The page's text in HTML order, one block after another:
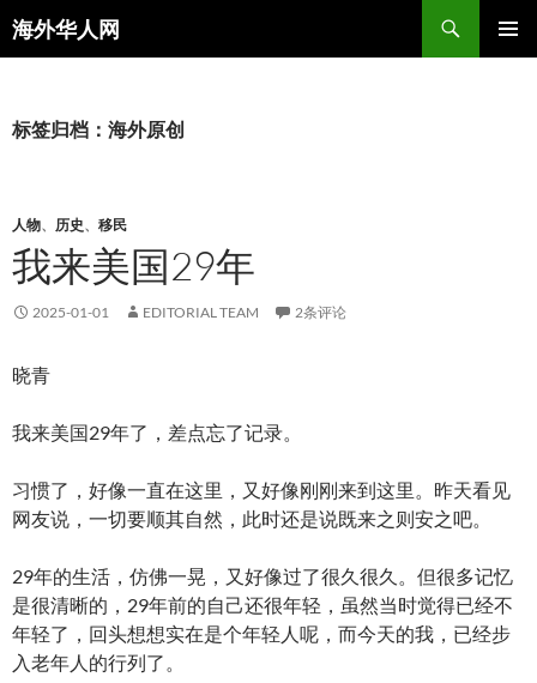
海外华人网
搜
索
文
标签归档：海外原创
人物、 历史、 移民
我来美国29年
2025-01-01 EDITORIAL TEAM 2条评论
晓青
我来美国29年了，差点忘了记录。
习惯了，好像一直在这里，又好像刚刚来到这里。昨天看见
网友说，一切要顺其自然，此时还是说既来之则安之吧。
29年的生活，仿佛一晃，又好像过了很久很久。但很多记忆
是很清晰的，29年前的自己还很年轻，虽然当时觉得已经不
年轻了，回头想想实在是个年轻人呢，而今天的我，已经步
入老年人的行列了。